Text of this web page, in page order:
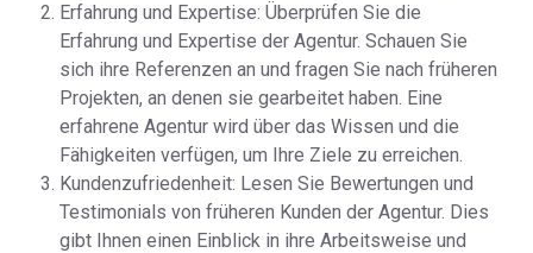
Erfahrung und Expertise: Überprüfen Sie die
Erfahrung und Expertise der Agentur. Schauen Sie
sich ihre Referenzen an und fragen Sie nach früheren
Projekten, an denen sie gearbeitet haben. Eine
erfahrene Agentur wird über das Wissen und die
Fähigkeiten verfügen, um Ihre Ziele zu erreichen.
Kundenzufriedenheit: Lesen Sie Bewertungen und
Testimonials von früheren Kunden der Agentur. Dies
gibt Ihnen einen Einblick in ihre Arbeitsweise und